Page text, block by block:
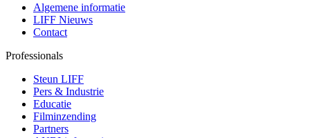
Algemene informatie
LIFF Nieuws
Contact
Professionals
Steun LIFF
Pers & Industrie
Educatie
Filminzending
Partners